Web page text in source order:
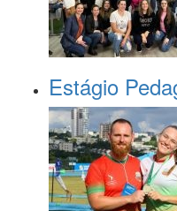
Estágio